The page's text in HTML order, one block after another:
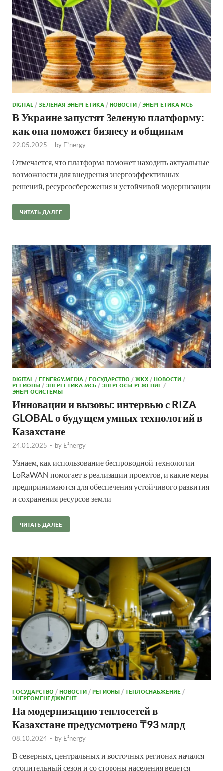
DIGITAL /ЗЕЛЕНАЯ ЭНЕРГЕТИКА /НОВОСТИ /ЭНЕРГЕТИКА МСБ
В Украине запустят Зеленую платформу:
как она поможет бизнесу и общинам
22.05.2025 - by E²nergy
Отмечается, что платформа поможет находить актуальные
возможности для внедрения энергоэффективных
решений, ресурсосбережения и устойчивой модернизации
ЧИТАТЬ ДАЛЕЕ
DIGITAL /EENERGY.MEDIA /ГОСУДАРСТВО /ЖКХ /НОВОСТИ /
РЕГИОНЫ /ЭНЕРГЕТИКА МСБ /ЭНЕРГОСБЕРЕЖЕНИЕ /
ЭНЕРГОСИСТЕМЫ
Инновации и вызовы: интервью с RIZA
GLOBAL о будущем умных технологий в
Казахстане
24.01.2025 - by E²nergy
Узнаем, как использование беспроводной технологии
LoRaWAN помогает в реализации проектов, и какие меры
предпринимаются для обеспечения устойчивого развития
и сохранения ресурсов земли
ЧИТАТЬ ДАЛЕЕ
ГОСУДАРСТВО /НОВОСТИ /РЕГИОНЫ /ТЕПЛОСНАБЖЕНИЕ /
ЭНЕРГОМЕНЕДЖМЕНТ
На модернизацию теплосетей в
Казахстане предусмотрено ₸93 млрд
08.10.2024 - by E²nergy
В северных, центральных и восточных регионах начался
отопительный сезон и со стороны населения ведется